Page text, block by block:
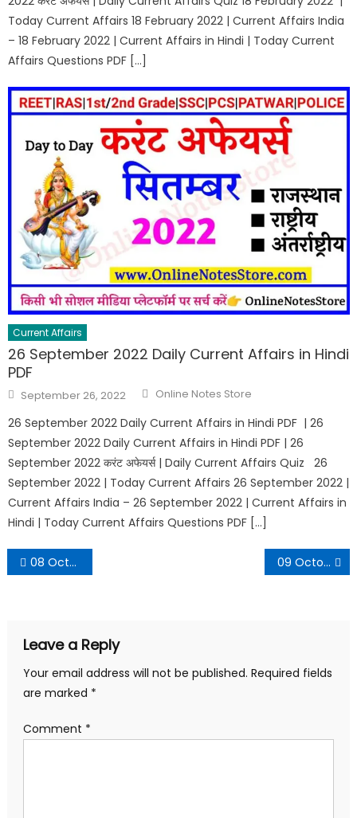
Today Current Affairs 18 February 2022 | Current Affairs India
– 18 February 2022 | Current Affairs in Hindi | Today Current
Affairs Questions PDF […]
Current Affairs
26 September 2022 Daily Current Affairs in Hindi
PDF
September 26, 2022 Online Notes Store
26 September 2022 Daily Current Affairs in Hindi PDF | 26
September 2022 Daily Current Affairs in Hindi PDF | 26
September 2022 करंट अफेयर्स | Daily Current Affairs Quiz 26
September 2022 | Today Current Affairs 26 September 2022 |
Current Affairs India – 26 September 2022 | Current Affairs in
Hindi | Today Current Affairs Questions PDF […]
08 October 2022 Daily Current Affairs in Hindi PDF 09 October 2022 Rajasthan Current Affairs PDF in Hindi
Leave a Reply
Your email address will not be published. Required fields
are marked *
Comment *